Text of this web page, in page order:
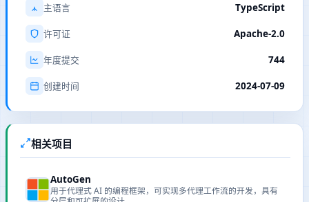
主语言 TypeScript
许可证 Apache-2.0
年度提交 744
创建时间 2024-07-09
相关项目
AutoGen
用于代理式 AI 的编程框架，可实现多代理工作流的开发，具有